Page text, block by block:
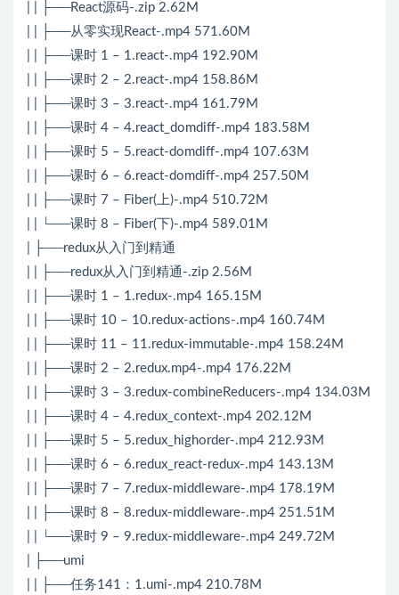
| | ├──React源码-.zip 2.62M
| | ├──从零实现React-.mp4 571.60M
| | ├──课时 1 – 1.react-.mp4 192.90M
| | ├──课时 2 – 2.react-.mp4 158.86M
| | ├──课时 3 – 3.react-.mp4 161.79M
| | ├──课时 4 – 4.react_domdiff-.mp4 183.58M
| | ├──课时 5 – 5.react-domdiff-.mp4 107.63M
| | ├──课时 6 – 6.react-domdiff-.mp4 257.50M
| | ├──课时 7 – Fiber(上)-.mp4 510.72M
| | └──课时 8 – Fiber(下)-.mp4 589.01M
| ├──redux从入门到精通
| | ├──redux从入门到精通-.zip 2.56M
| | ├──课时 1 – 1.redux-.mp4 165.15M
| | ├──课时 10 – 10.redux-actions-.mp4 160.74M
| | ├──课时 11 – 11.redux-immutable-.mp4 158.24M
| | ├──课时 2 – 2.redux.mp4-.mp4 176.22M
| | ├──课时 3 – 3.redux-combineReducers-.mp4 134.03M
| | ├──课时 4 – 4.redux_context-.mp4 202.12M
| | ├──课时 5 – 5.redux_highorder-.mp4 212.93M
| | ├──课时 6 – 6.redux_react-redux-.mp4 143.13M
| | ├──课时 7 – 7.redux-middleware-.mp4 178.19M
| | ├──课时 8 – 8.redux-middleware-.mp4 251.51M
| | └──课时 9 – 9.redux-middleware-.mp4 249.72M
| ├──umi
| | ├──任务141：1.umi-.mp4 210.78M